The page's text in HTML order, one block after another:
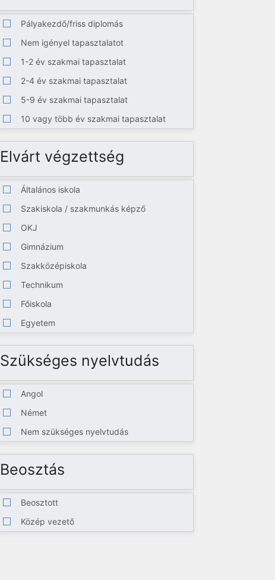
Pályakezdő/friss diplomás
Nem igényel tapasztalatot
1-2 év szakmai tapasztalat
2-4 év szakmai tapasztalat
5-9 év szakmai tapasztalat
10 vagy több év szakmai tapasztalat
Elvárt végzettség
Általános iskola
Szakiskola / szakmunkás képző
OKJ
Gimnázium
Szakközépiskola
Technikum
Főiskola
Egyetem
Szükséges nyelvtudás
Angol
Német
Nem szükséges nyelvtudás
Beosztás
Beosztott
Közép vezető